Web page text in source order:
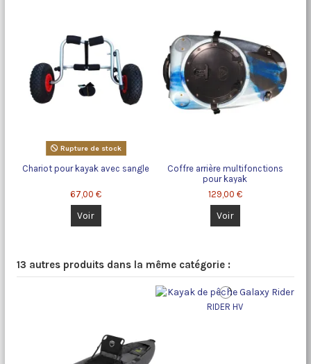
Rupture de stock
Chariot pour kayak avec sangle
67,00 €
Voir
Coffre arrière multifonctions
pour kayak
129,00 €
Voir
13 autres produits dans la même catégorie :
RIDER HV